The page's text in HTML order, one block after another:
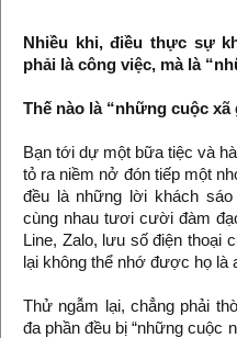
Nhiều khi, điều thực sự
phải là công việc, mà là
Thế nào là “những cuộc xã
Bạn tới dự một bữa tiệc và
tỏ ra niềm nở đón tiếp một
đều là những lời khách
cùng nhau tươi cười đàm
Line, Zalo, lưu số điện thoại
lại không thể nhớ được họ là
Thử ngẫm lại, chẳng phải
đa phần đều bị “những cuộc